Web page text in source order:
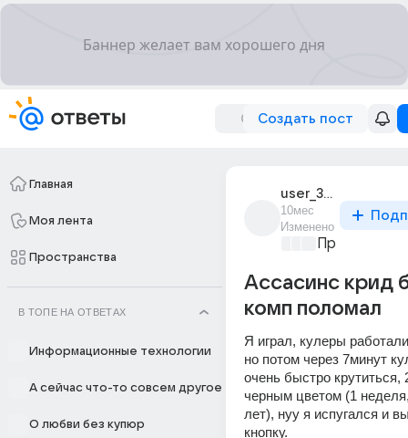
Создать пост
Главная
Моя лента
Пространства
В ТОПЕ НА ОТВЕТАХ
Информационные технологии
А сейчас что-то совсем другое
О любви без купюр
user_301139046
10мес
Изменено
Проблемы с
Ассасинс крид
комп поломал
Я играл, кулеры
но потом через 7минут
очень быстро крутиться,
черным цветом (1
лет), нуу я испугался и
кнопку.